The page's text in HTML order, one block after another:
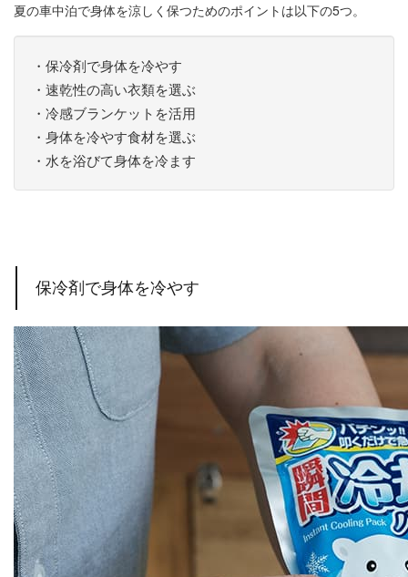
夏の車中泊で身体を涼しく保つためのポイントは以下の5つ。
・保冷剤で身体を冷やす
・速乾性の高い衣類を選ぶ
・冷感ブランケットを活用
・身体を冷やす食材を選ぶ
・水を浴びて身体を冷ます
保冷剤で身体を冷やす